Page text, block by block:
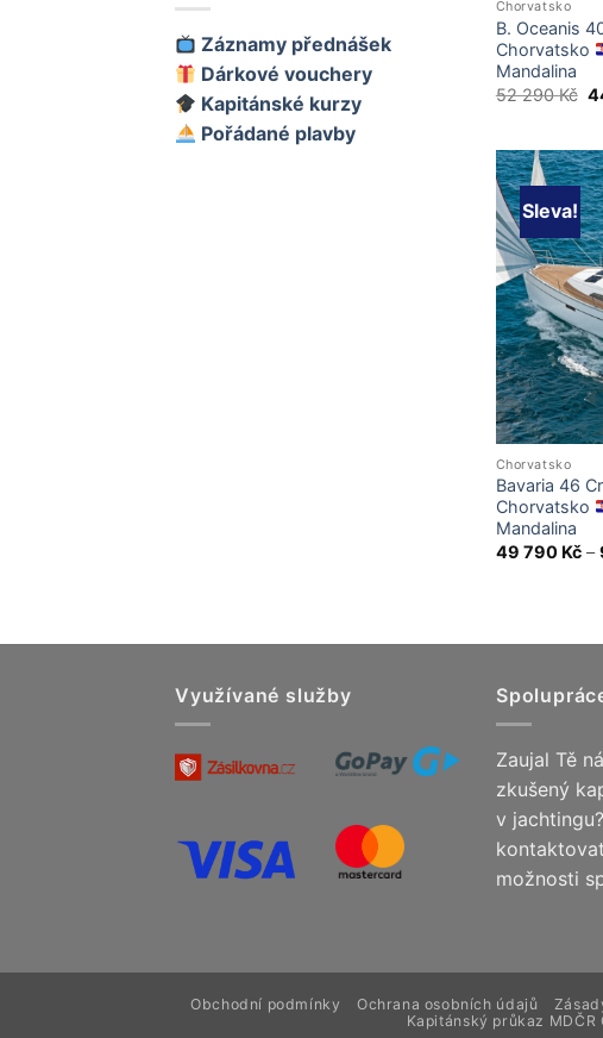
Záznamy přednášek
Dárkové vouchery
Kapitánské kurzy
Pořádané plavby
Chorvatsko
B. Oceanis
Chorvatsko
Mandalina
52 290Kč
Sleva!
Chorvatsko
Bavaria 46
Chorvatsko
Mandalina
49 790 Kč –
Využívané služby
Zaujal Tě
zkušený
v
možnosti
Obchodní podmínky Ochrana osobních údajů
Kapitánský průkaz